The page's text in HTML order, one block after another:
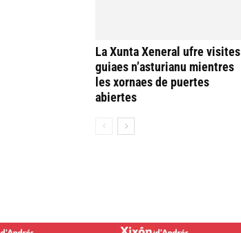
La Xunta Xeneral ufre visites
guiaes n’asturianu mientres
les xornaes de puertes
abiertes